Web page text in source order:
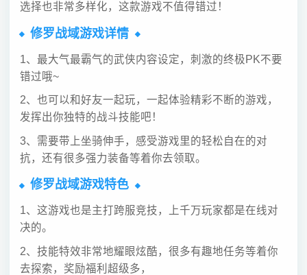
选择也非常多样化，这款游戏不值得错过！
修罗战域游戏详情
1、最大气最霸气的武侠内容设定，刺激的终极PK不要
错过哦~
2、也可以和好友一起玩，一起体验精彩不断的游戏，
发挥出你独特的战斗技能吧！
3、需要带上坐骑伸手，感受游戏里的轻松自在的对
抗，还有很多强力装备等着你去领取。
修罗战域游戏特色
1、这游戏也是主打跨服竞技，上千万玩家都是在线对
决的。
2、技能特效非常地耀眼炫酷，很多有趣地任务等着你
去探索，奖励福利超级多，